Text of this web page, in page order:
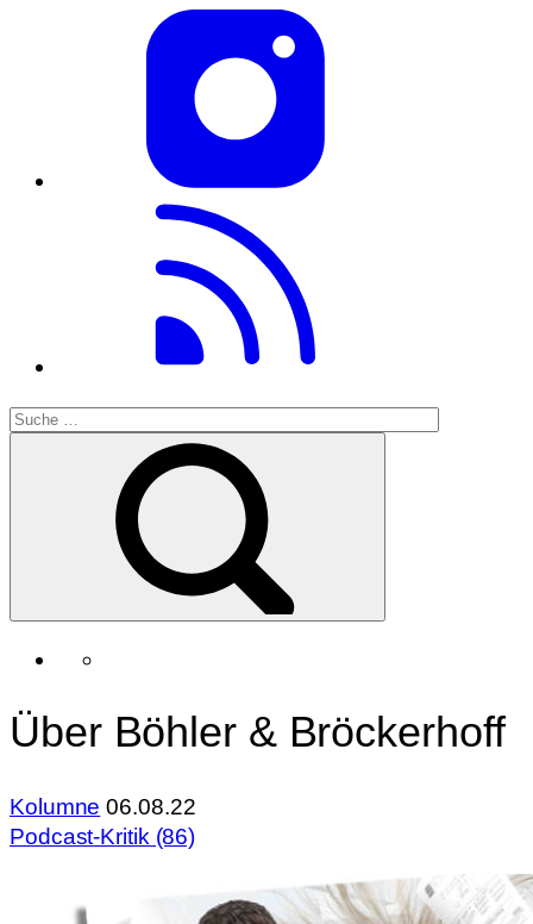
Über Böhler & Bröckerhoff
Kolumne 06.08.22
Podcast-Kritik (86)